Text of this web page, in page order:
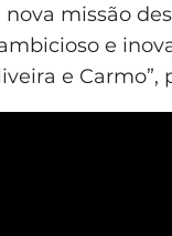
missão
e
e